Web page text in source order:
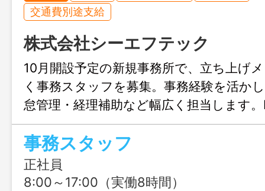
交通費別途支給
株式会社シーエフテック
10月開設予定の新規事務所で、立ち上げ
く事務スタッフを募集。事務経験を活か
怠管理・経理補助など幅広く担当します
や動画編集、AI活用にも挑戦できる、前
りの仕事です。
事務スタッフ
正社員
8:00～17:00（実働8時間）